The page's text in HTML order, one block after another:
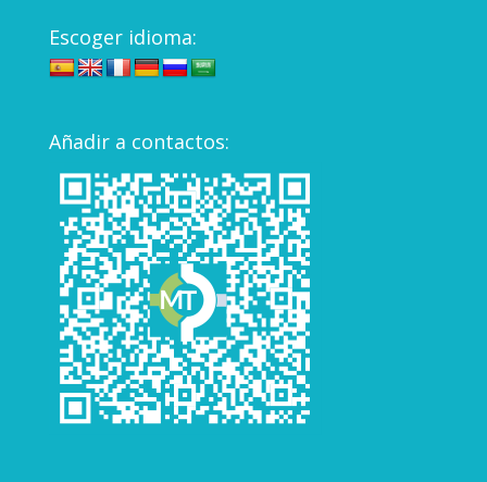
Escoger idioma:
Añadir a contactos: